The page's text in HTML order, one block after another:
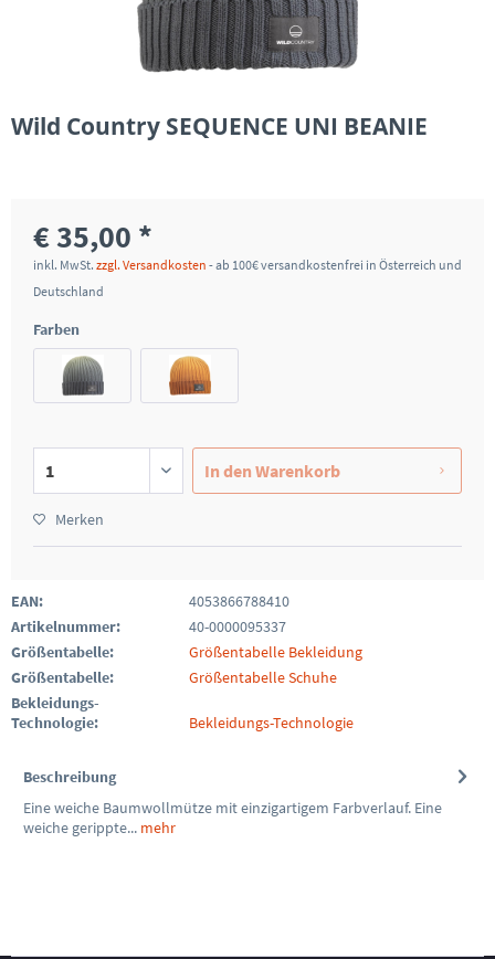
Wild Country SEQUENCE UNI BEANIE
€ 35,00 *
inkl. MwSt. zzgl. Versandkosten - ab 100€ versandkostenfrei in Österreich und
Deutschland
Farben
In den Warenkorb
Merken
EAN:
4053866788410
Artikelnummer:
40-0000095337
Größentabelle:
Größentabelle Bekleidung
Größentabelle:
Größentabelle Schuhe
Bekleidungs-
Technologie:
Bekleidungs-Technologie
Beschreibung
Eine weiche Baumwollmütze mit einzigartigem Farbverlauf. Eine
weiche gerippte... mehr